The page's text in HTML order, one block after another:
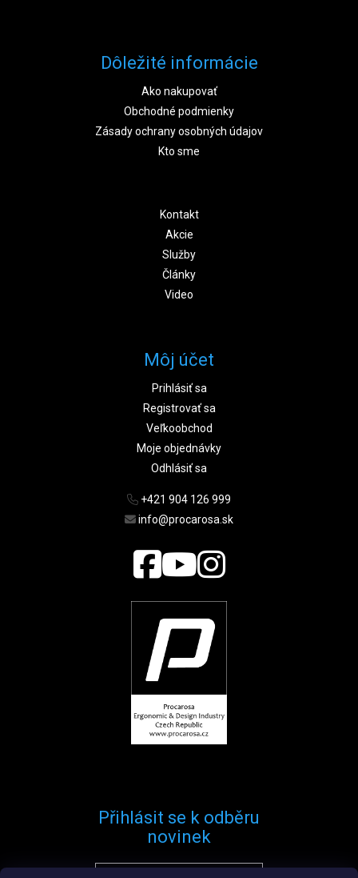
Dôležité informácie
Ako nakupovať
Obchodné podmienky
Zásady ochrany osobných údajov
Kto sme
Kontakt
Akcie
Služby
Články
Video
Môj účet
Prihlásiť sa
Registrovať sa
Veľkoobchod
Moje objednávky
Odhlásiť sa
+421 904 126 999
info@procarosa.sk
Přihlásit se k odběru
novinek